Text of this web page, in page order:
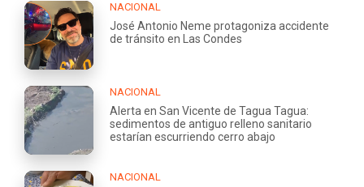
NACIONAL
José Antonio Neme protagoniza accidente
de tránsito en Las Condes
NACIONAL
Alerta en San Vicente de Tagua Tagua:
sedimentos de antiguo relleno sanitario
estarían escurriendo cerro abajo
NACIONAL